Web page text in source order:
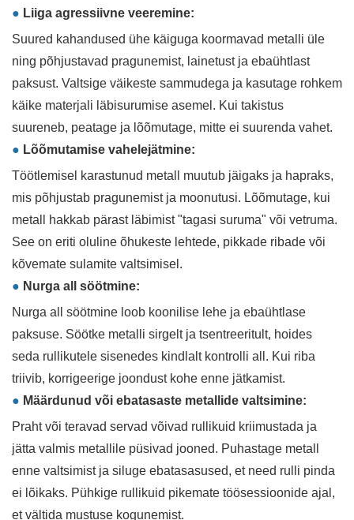
● Liiga agressiivne veeremine:
Suured kahandused ühe käiguga koormavad metalli üle
ning põhjustavad pragunemist, lainetust ja ebaühtlast
paksust. Valtsige väikeste sammudega ja kasutage rohkem
käike materjali läbisurumise asemel. Kui takistus
suureneb, peatage ja lõõmutage, mitte ei suurenda vahet.
● Lõõmutamise vahelejätmine:
Töötlemisel karastunud metall muutub jäigaks ja hapraks,
mis põhjustab pragunemist ja moonutusi. Lõõmutage, kui
metall hakkab pärast läbimist "tagasi suruma" või vetruma.
See on eriti oluline õhukeste lehtede, pikkade ribade või
kõvemate sulamite valtsimisel.
● Nurga all söötmine:
Nurga all söötmine loob koonilise lehe ja ebaühtlase
paksuse. Söötke metalli sirgelt ja tsentreeritult, hoides
seda rullikutele sisenedes kindlalt kontrolli all. Kui riba
triivib, korrigeerige joondust kohe enne jätkamist.
● Määrdunud või ebatasaste metallide valtsimine:
Praht või teravad servad võivad rullikuid kriimustada ja
jätta valmis metallile püsivad jooned. Puhastage metall
enne valtsimist ja siluge ebatasasused, et need rulli pinda
ei lõikaks. Pühkige rullikuid pikemate töösessioonide ajal,
et vältida mustuse kogunemist.